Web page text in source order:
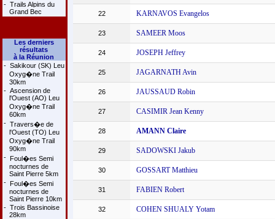
- Trails Alpins du
Grand Bec
Les derniers
résultats
à la Réunion
- Sakikour (SK) Leu
Oxyg�ne Trail
30km
- Ascension de
l'Ouest (AO) Leu
Oxyg�ne Trail
60km
- Travers�e de
l'Ouest (TO) Leu
Oxyg�ne Trail
90km
- Foul�es Semi
nocturnes de
Saint Pierre 5km
- Foul�es Semi
nocturnes de
Saint Pierre 10km
- Trois Bassinoise
28km
22 KARNAVOS Evangelos
23 SAMEER Moos
24 JOSEPH Jeffrey
25 JAGARNATH Avin
26 JAUSSAUD Robin
27 CASIMIR Jean Kenny
28 AMANN Claire
29 SADOWSKI Jakub
30 GOSSART Matthieu
31 FABIEN Robert
32 COHEN SHUALY Yotam